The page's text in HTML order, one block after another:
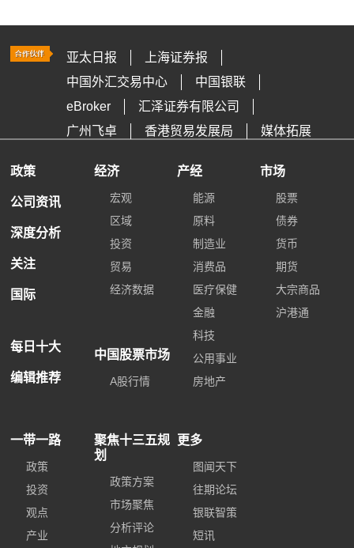
亚太日报
上海证券报
中国外汇交易中心
中国银联
eBroker
汇泽证券有限公司
广州飞卓
香港贸易发展局 媒体拓展
政策
公司资讯
深度分析
关注
国际
每日十大
编辑推荐
经济
宏观
区域
投资
贸易
经济数据
中国股票市场
A股行情
产经
能源
原料
制造业
消费品
医疗保健
金融
科技
公用事业
房地产
市场
股票
债券
货币
期货
大宗商品
沪港通
一带一路
政策
投资
观点
产业
聚焦十三五规
划
政策方案
市场聚焦
分析评论
更多
图闻天下
往期论坛
银联智策
短讯